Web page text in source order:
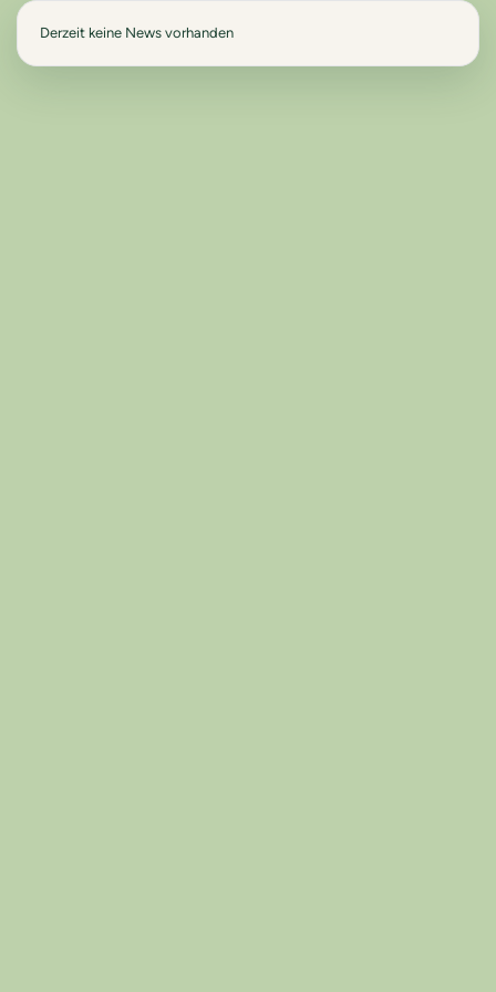
Derzeit keine News vorhanden